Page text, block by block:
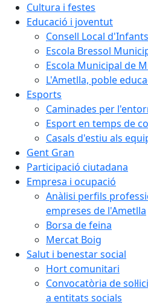
Cultura i festes
Educació i joventut
Consell Local d'Infants
Escola Bressol
Escola Municipal de
L'Ametlla, poble
Esports
Caminades per
Esport en temps de
Casals d'estiu als
Gent Gran
Participació ciutadana
Empresa i ocupació
Anàlisi perfils
empreses de l'Ametlla
Borsa de feina
Mercat Boig
Salut i benestar social
Hort comunitari
Convocatòria de
a entitats socials